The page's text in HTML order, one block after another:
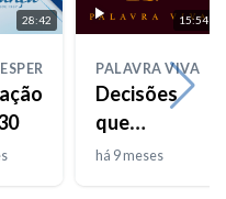
28:42 15:54
PALAVRA VIVA
Decisões
que
moldam
há 9 meses